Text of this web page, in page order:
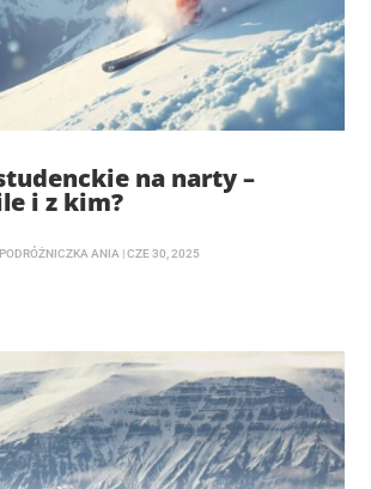
na narty –
i z kim?
PODRÓŻNICZKA ANIA |CZE 30, 2025